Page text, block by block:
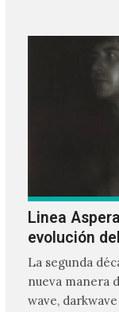
Linea
evolución
La segunda
nueva manera
wave,